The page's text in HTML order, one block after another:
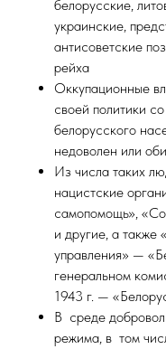
белорусские,
украинские,
антисоветские
рейха
Оккупационные
своей политики
белорусского
недоволен или
Из числа таких
нацистские
самопомощь»,
и другие, а также
управления» —
генеральном
1943 г. —
В среде
режима, в том